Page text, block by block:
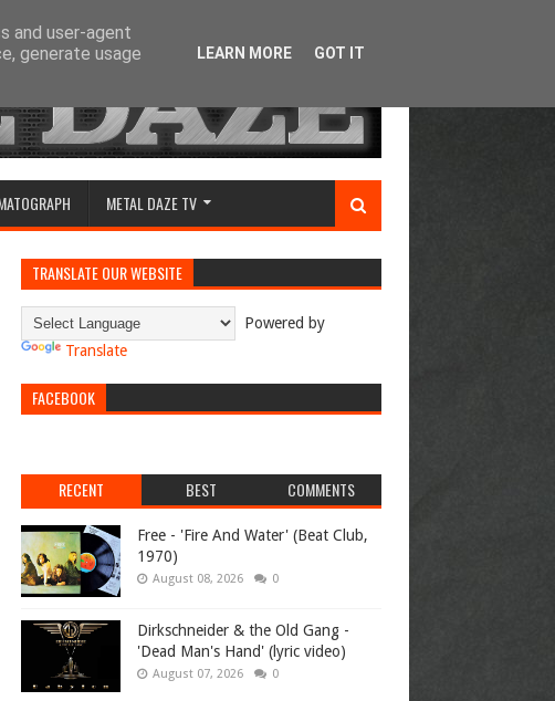
METAL DAZE TV
TRANSLATE OUR WEBSITE
Powered by
Translate
FACEBOOK
RECENT BEST COMMENTS
Free - 'Fire And Water' (Beat Club,
1970)
August 08, 2026 0
Dirkschneider & the Old Gang -
'Dead Man's Hand' (lyric video)
August 07, 2026 0
and user-agent
generate usage
LEARN MORE GOT IT